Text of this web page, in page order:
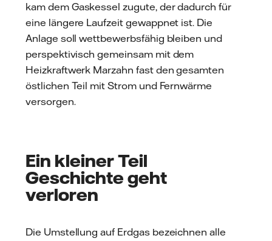
kam dem Gaskessel zugute, der dadurch für
eine längere Laufzeit gewappnet ist. Die
Anlage soll wettbewerbsfähig bleiben und
perspektivisch gemeinsam mit dem
Heizkraftwerk Marzahn fast den gesamten
östlichen Teil mit Strom und Fernwärme
versorgen.
Ein kleiner Teil
Geschichte geht
verloren
Die Umstellung auf Erdgas bezeichnen alle